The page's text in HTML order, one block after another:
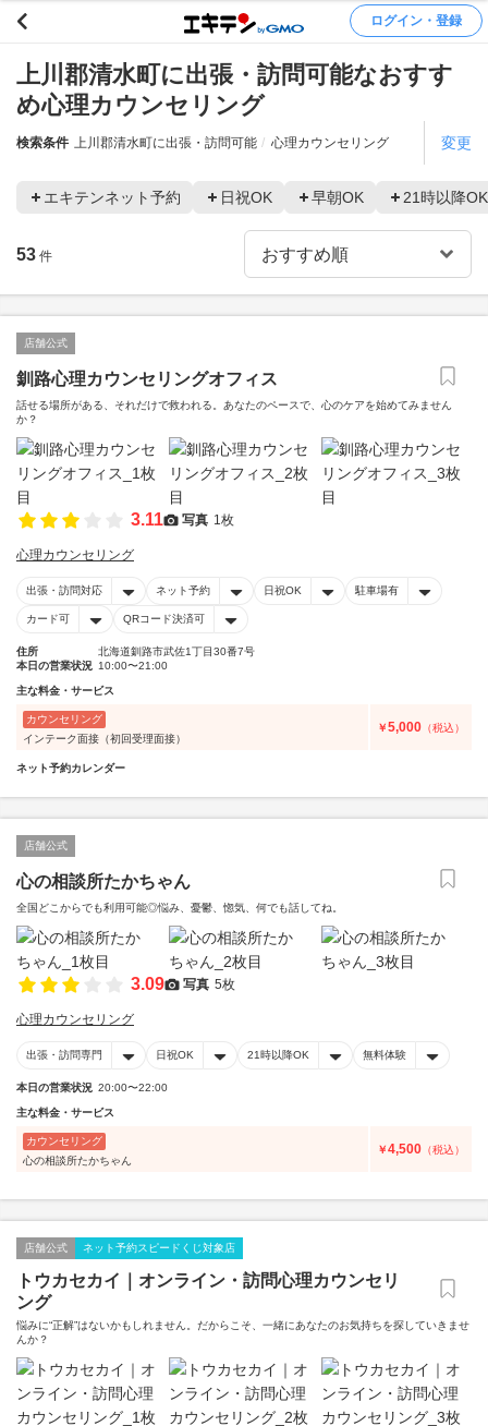
ログイン・登録
上川郡清水町に出張・訪問可能なおすす
め心理カウンセリング
検索条件 上川郡清水町に出張・訪問可能 心理カウンセリング 変更
エキテンネット予約 日祝OK 早朝OK 21時以降OK
53 件
店舗公式
釧路心理カウンセリングオフィス
話せる場所がある、それだけで救われる。あなたのペースで、心のケアを始めてみません
か？
3.11 写真 1枚
心理カウンセリング
出張・訪問対応 ネット予約 日祝OK 駐車場有
カード可 QRコード決済可
住所
北海道釧路市武佐1丁目30番7号
本日の営業状況 10:00〜21:00
主な料金・サービス
カウンセリング
インテーク面接（初回受理面接）
￥5,000 （税込）
ネット予約カレンダー
店舗公式
心の相談所たかちゃん
全国どこからでも利用可能◎悩み、憂鬱、惚気、何でも話してね。
3.09 写真 5枚
心理カウンセリング
出張・訪問専門 日祝OK 21時以降OK 無料体験
本日の営業状況 20:00〜22:00
主な料金・サービス
カウンセリング
心の相談所たかちゃん
￥4,500 （税込）
店舗公式 ネット予約スピードくじ対象店
トウカセカイ｜オンライン・訪問心理カウンセリ
ング
悩みに“正解”はないかもしれません。だからこそ、一緒にあなたのお気持ちを探していきませ
んか？